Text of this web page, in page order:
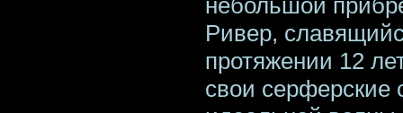
Ривер,
протяжении 12
свои серферские